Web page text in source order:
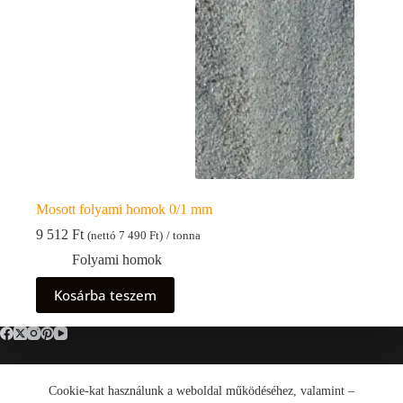
Cookie-kat használunk a weboldal működéséhez, valamint –
Mosott folyami homok 0/1 mm
9 512 Ft (nettó 7 490 Ft) / tonna
Folyami homok
Kosárba teszem
Általános Szerződési Feltételek (ÁSZF)